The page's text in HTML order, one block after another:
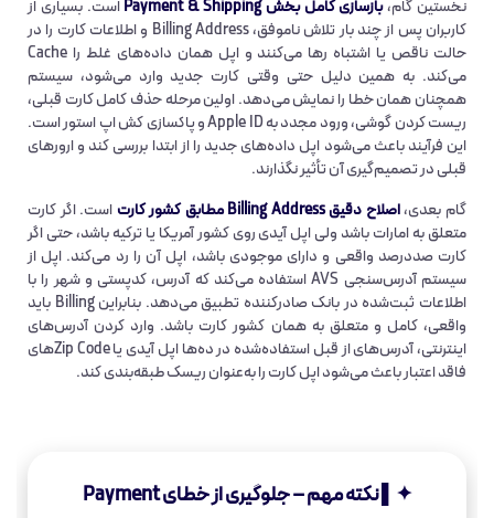
نخستین گام،بازسازی کامل بخش Payment & Shipping
است. بسیاری از
کاربران پس از چند بار تلاش ناموفق، Billing Address و اطلاعات کارت را در
حالت ناقص یا اشتباه رها می‌کنند و اپل همان داده‌های غلط را Cache
می‌کند. به همین دلیل حتی وقتی کارت جدید وارد می‌شود، سیستم
همچنان همان خطا را نمایش می‌دهد. اولین مرحله حذف کامل کارت قبلی،
ریست کردن گوشی، ورود مجدد به Apple ID و پاکسازی کش اپ استور است.
این فرآیند باعث می‌شود اپل داده‌های جدید را از ابتدا بررسی کند و ارورهای
قبلی در تصمیم‌گیری آن تأثیر نگذارند.
گام بعدی،اصلاح دقیق Billing Address مطابق کشور کارت
است. اگر کارت
متعلق به امارات باشد ولی اپل آیدی روی کشور آمریکا یا ترکیه باشد، حتی اگر
کارت صددرصد واقعی و دارای موجودی باشد، اپل آن را رد می‌کند. اپل از
سیستم آدرس‌سنجی AVS استفاده می‌کند که آدرس، کدپستی و شهر را با
اطلاعات ثبت‌شده در بانک صادرکننده تطبیق می‌دهد. بنابراین Billing باید
واقعی، کامل و متعلق به همان کشور کارت باشد. وارد کردن آدرس‌های
اینترنتی، آدرس‌های از قبل استفاده‌شده در ده‌ها اپل آیدی یا Zip Codeهای
فاقد اعتبار باعث می‌شود اپل کارت را به‌عنوان ریسک طبقه‌بندی کند.
✦▌ نکته مهم – جلوگیری از خطای Payment